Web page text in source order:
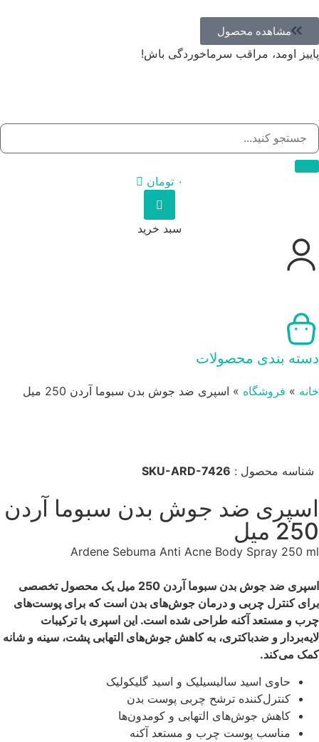
مشاهده محصول
پاییز اومد، مراقب سرماخوردگی باش!
۰ تومان
سبد خرید
دسته بندی محصولات
خانه » فروشگاه » اسپری ضد جوش بدن سبوما آردن 250 میل
شناسه محصول : SKU-ARD-7426
اسپری ضد جوش بدن سبوما آردن
250 میل
Ardene Sebuma Anti Acne Body Spray 250 ml
اسپری ضد جوش بدن سبوما آردن 250 میل یک محصول تخصصی
برای کنترل چربی و درمان جوش‌های بدن است که برای پوست‌های
چرب و مستعد آکنه طراحی شده است. این اسپری با ترکیبات
لایه‌بردار و ضدباکتری، به کاهش جوش‌های التهابی پشت، سینه و شانه
کمک می‌کند.
حاوی اسید سالیسیلیک و اسید گلیکولیک
کنترل‌کننده ترشح چربی پوست بدن
کاهش جوش‌های التهابی و کومدون‌ها
مناسب پوست چرب و مستعد آکنه